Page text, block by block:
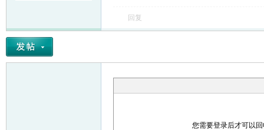
回复
您需要登录后才可以